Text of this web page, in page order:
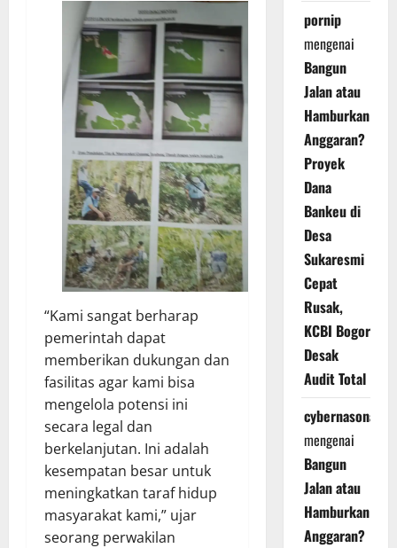
“Kami sangat berharap
pemerintah dapat
memberikan dukungan dan
fasilitas agar kami bisa
mengelola potensi ini
secara legal dan
berkelanjutan. Ini adalah
kesempatan besar untuk
meningkatkan taraf hidup
masyarakat kami,” ujar
seorang perwakilan
pornip
mengenai
Bangun
Jalan atau
Hamburkan
Anggaran?
Proyek
Dana
Bankeu di
Desa
Sukaresmi
Cepat
Rusak,
KCBI Bogor
Desak
Audit Total
cybernasonal
mengenai
Bangun
Jalan atau
Hamburkan
Anggaran?